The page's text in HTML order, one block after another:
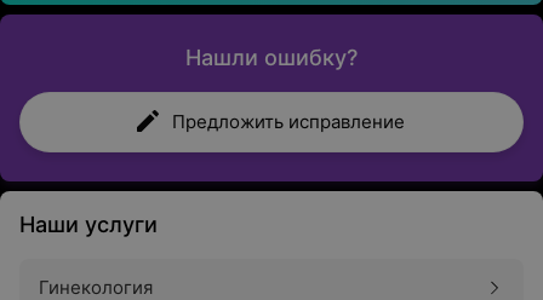
Нашли ошибку?
Предложить исправление
Наши услуги
Гинекология